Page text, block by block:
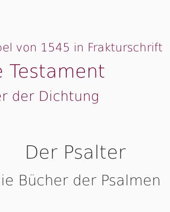
von 1545 in Frakturschrift
Testament
der Dichtung
Der Psalter
Bücher der Psalmen